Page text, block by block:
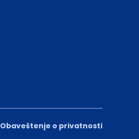
Obaveštenje o privatnosti